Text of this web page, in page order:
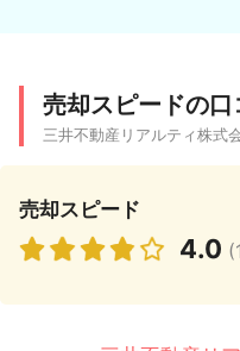
売却スピードの口
三井不動産リアルティ株式
売却スピード
4.0